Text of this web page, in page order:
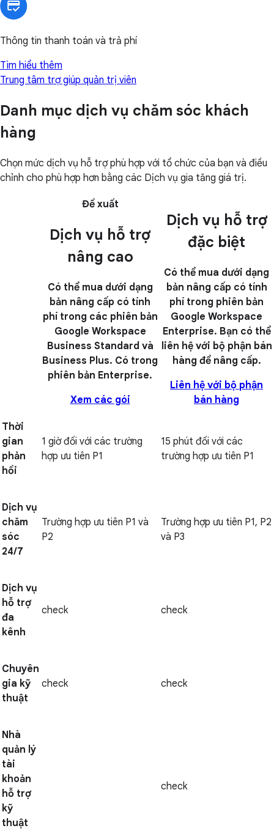
Thông tin thanh toán và trả phí
Tìm hiểu thêm
Trung tâm trợ giúp quản trị viên
Danh mục dịch vụ chăm sóc khách
hàng
Chọn mức dịch vụ hỗ trợ phù hợp với tổ chức của bạn và điều
chỉnh cho phù hợp hơn bằng các Dịch vụ gia tăng giá trị.
Đề xuất
Dịch vụ hỗ trợ
nâng cao
Có thể mua dưới dạng
bản nâng cấp có tính
phí trong các phiên bản
Google Workspace
Business Standard và
Business Plus. Có trong
phiên bản Enterprise.
Xem các gói
Dịch vụ hỗ trợ
đặc biệt
Có thể mua dưới dạng
bản nâng cấp có tính
phí trong phiên bản
Google Workspace
Enterprise. Bạn có thể
liên hệ với bộ phận bán
hàng để nâng cấp.
Liên hệ với bộ phận
bán hàng
Thời
gian
phản
hồi
1 giờ đối với các trường
hợp ưu tiên P1
15 phút đối với các
trường hợp ưu tiên P1
Dịch vụ
chăm
sóc
24/7
Trường hợp ưu tiên P1 và
P2
Trường hợp ưu tiên P1, P2
và P3
Dịch vụ
hỗ trợ
đa
kênh
check check
Chuyên
gia kỹ
thuật
check check
Nhà
quản lý
tài
khoản
hỗ trợ
kỹ
thuật
check